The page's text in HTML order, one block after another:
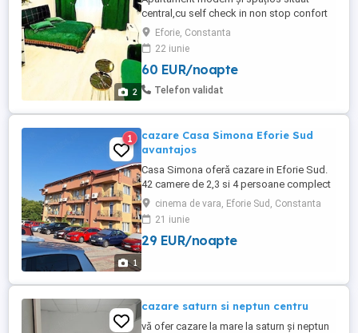
2
central,cu self check in non stop confort
,acces rapid și tot ce ai nevoie pentru un
sejur reusit
Eforie, Constanta
22 iunie
60 EUR/noapte
Telefon validat
1
1
cazare Casa Simona Eforie Sud
avantajos
Casa Simona oferă cazare in Eforie Sud.
42 camere de 2,3 si 4 persoane complect
echipate. Parcare in incinta unității. Alte
facilitati: bucătărie comuna,terasa pt servit
masa. Foarte aproape de plaja aprox 300
m si 100m de faleza pentru rezervări
cinema de vara, Eforie Sud, Constanta
21 iunie
29 EUR/noapte
cazare saturn si neptun centru
vă ofer cazare la mare la saturn și neptun